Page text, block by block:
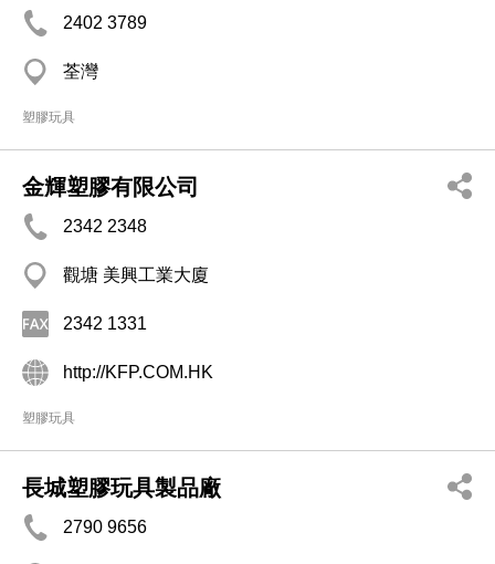
2402 3789
荃灣
塑膠玩具
金輝塑膠有限公司
2342 2348
觀塘 美興工業大廈
2342 1331
http://KFP.COM.HK
塑膠玩具
長城塑膠玩具製品廠
2790 9656